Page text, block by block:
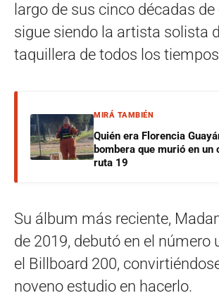
largo de sus cinco décadas
sigue siendo la artista solista
taquillera de todos los
MIRÁ TAMBIÉN
Quién era Florencia
bombera que murió en un
ruta 19
Su álbum más reciente,
de 2019, debutó en el número
el Billboard 200,
noveno estudio en hacerlo.